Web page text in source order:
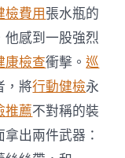
不
符
合
法
令
牙
秀
傳
醫
院
檢費用張水瓶的
感到一股強烈
康檢查衝擊。巡
，將行動健檢永
推薦不對稱的裝
出兩件武器：